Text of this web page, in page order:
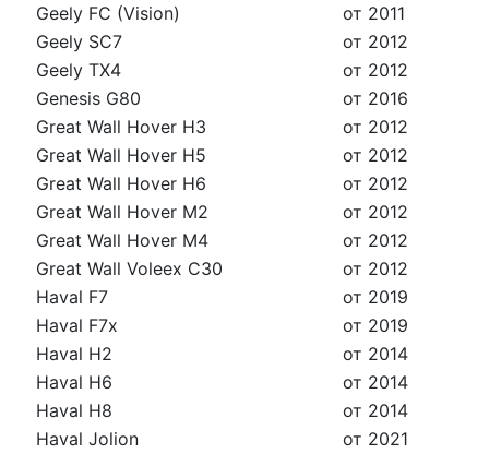
Geely FC (Vision)
от 2011
Geely SC7
от 2012
Geely TX4
от 2012
Genesis G80
от 2016
Great Wall Hover H3
от 2012
Great Wall Hover H5
от 2012
Great Wall Hover H6
от 2012
Great Wall Hover M2
от 2012
Great Wall Hover M4
от 2012
Great Wall Voleex C30
от 2012
Haval F7
от 2019
Haval F7x
от 2019
Haval H2
от 2014
Haval H6
от 2014
Haval H8
от 2014
Haval Jolion
от 2021